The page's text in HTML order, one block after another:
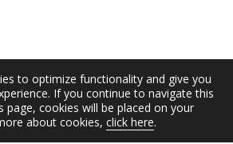
to optimize functionality and give you
If you continue to navigate this
page, cookies will be placed on your
about cookies, click here.